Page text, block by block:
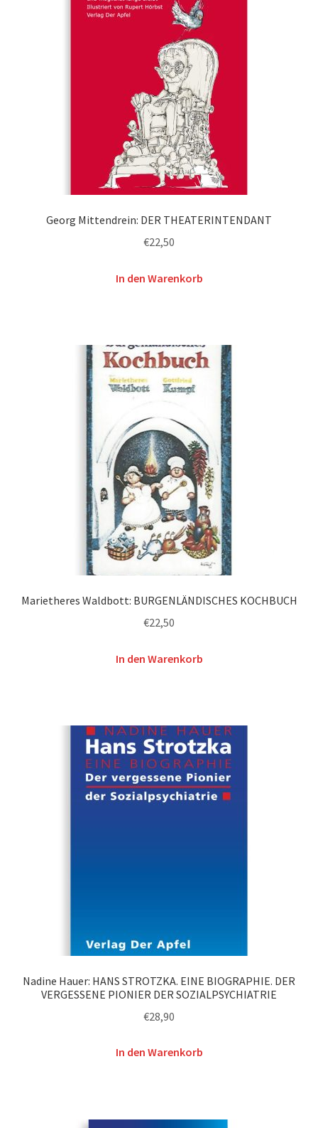
Georg Mittendrein: DER THEATERINTENDANT
€22,50
In den Warenkorb
Marietheres Waldbott: BURGENLÄNDISCHES KOCHBUCH
€22,50
In den Warenkorb
Nadine Hauer: HANS STROTZKA. EINE BIOGRAPHIE. DER
VERGESSENE PIONIER DER SOZIALPSYCHIATRIE
€28,90
In den Warenkorb